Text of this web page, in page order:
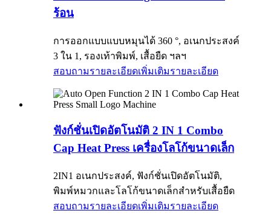
ร้อน
การออกแบบแบบหมุนได้ 360 °, อเนกประสงค์
3 ใน 1, รองเท้าพิมพ์, เสื้อยืด ฯลฯ
สอบถามรายละเอียดเพิ่มเติมรายละเอียด
ฟังก์ชั่นเปิดอัตโนมัติ 2 IN 1 Combo
Cap Heat Press เครื่องโลโก้ขนาดเล็ก
2IN1 อเนกประสงค์, ฟังก์ชั่นเปิดอัตโนมัติ,
พิมพ์หมวกและโลโก้ขนาดเล็กสำหรับเสื้อยืด
สอบถามรายละเอียดเพิ่มเติมรายละเอียด